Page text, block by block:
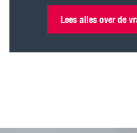
Lees alles over de